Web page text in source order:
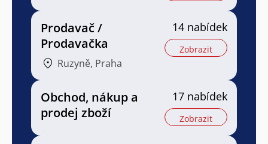
Prodavač /
Prodavačka
Ruzyně, Praha
14 nabídek
Zobrazit
Obchod, nákup a
prodej zboží
17 nabídek
Zobrazit